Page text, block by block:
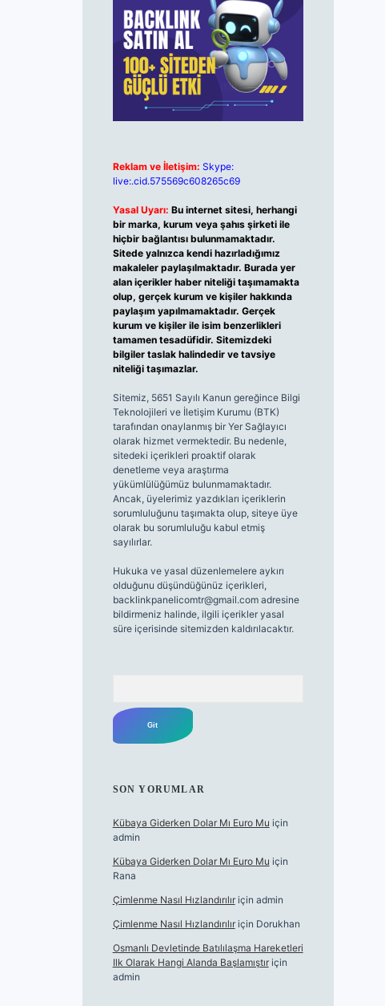
Reklam ve İletişim: Skype:
live:.cid.575569c608265c69
Yasal Uyarı: Bu internet sitesi, herhangi
bir marka, kurum veya şahıs şirketi ile
hiçbir bağlantısı bulunmamaktadır.
Sitede yalnızca kendi hazırladığımız
makaleler paylaşılmaktadır. Burada yer
alan içerikler haber niteliği taşımamakta
olup, gerçek kurum ve kişiler hakkında
paylaşım yapılmamaktadır. Gerçek
kurum ve kişiler ile isim benzerlikleri
tamamen tesadüfidir. Sitemizdeki
bilgiler taslak halindedir ve tavsiye
niteliği taşımazlar.
Sitemiz, 5651 Sayılı Kanun gereğince Bilgi
Teknolojileri ve İletişim Kurumu (BTK)
tarafından onaylanmış bir Yer Sağlayıcı
olarak hizmet vermektedir. Bu nedenle,
sitedeki içerikleri proaktif olarak
denetleme veya araştırma
yükümlülüğümüz bulunmamaktadır.
Ancak, üyelerimiz yazdıkları içeriklerin
sorumluluğunu taşımakta olup, siteye üye
olarak bu sorumluluğu kabul etmiş
sayılırlar.
Hukuka ve yasal düzenlemelere aykırı
olduğunu düşündüğünüz içerikleri,
backlinkpanelicomtr@gmail.comadresine
bildirmeniz halinde, ilgili içerikler yasal
süre içerisinde sitemizden kaldırılacaktır.
SON YORUMLAR
Kübaya Giderken Dolar Mı Euro Mu için
admin
Kübaya Giderken Dolar Mı Euro Mu için
Rana
Çimlenme Nasıl Hızlandırılıriçin admin
Çimlenme Nasıl Hızlandırılıriçin Dorukhan
Osmanlı Devletinde Batılılaşma Hareketleri
Ilk Olarak Hangi Alanda Başlamıştıriçin
admin